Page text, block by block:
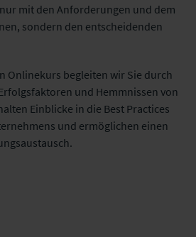
mit den Anforderungen und dem
sondern den entscheidenden
Onlinekurs begleiten wir Sie durch
und Hemmnissen von
Einblicke in die Best Practices
und ermöglichen einen